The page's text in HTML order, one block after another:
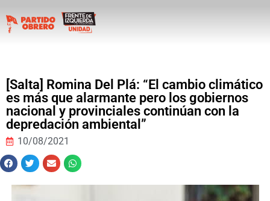
[Salta] Romina Del Plá: “El cambio climático
es más que alarmante pero los gobiernos
nacional y provinciales continúan con la
depredación ambiental”
10/08/2021